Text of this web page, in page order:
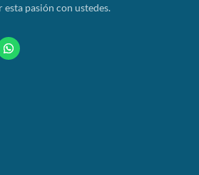
pasión con ustedes.